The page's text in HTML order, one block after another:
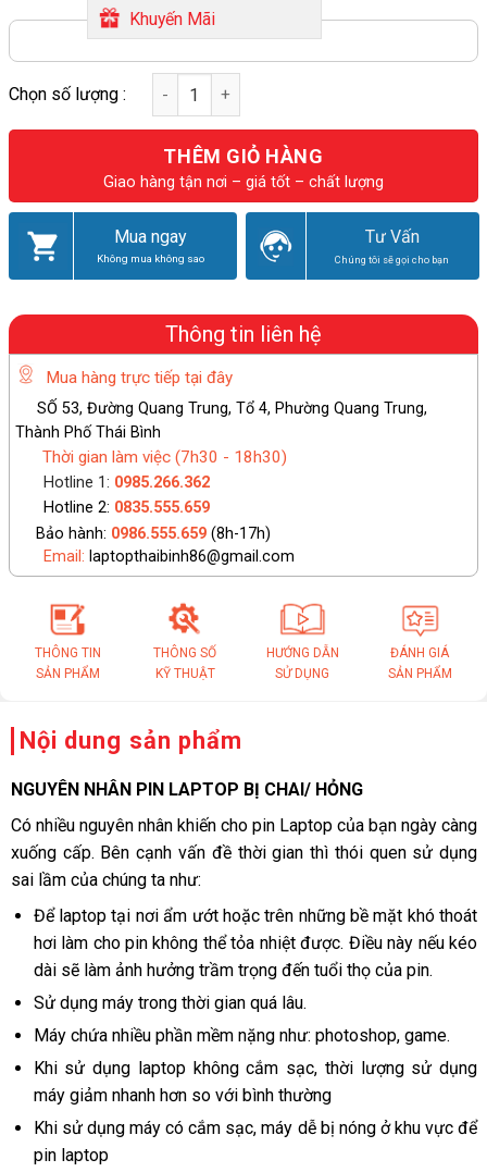
Khuyến Mãi
THÊM GIỎ HÀNG
Giao hàng tận nơi – giá tốt – chất lượng
Mua ngay
Không mua không sao
Tư Vấn
Chúng tôi sẽ gọi cho bạn
Thông tin liên hệ
Mua hàng trực tiếp tại đây
SỐ 53, Đường Quang Trung, Tổ 4, Phường Quang Trung,
Thành Phố Thái Bình
Thời gian làm việc (7h30 - 18h30)
Hotline 1: 0985.266.362
Hotline 2: 0835.555.659
Bảo hành: 0986.555.659 (8h-17h)
Email: laptopthaibinh86@gmail.com
THÔNG TIN
SẢN PHẨM
THÔNG SỐ
KỸ THUẬT
HƯỚNG DẪN
SỬ DỤNG
ĐÁNH GIÁ
SẢN PHẨM
Nội dung sản phẩm
NGUYÊN NHÂN PIN LAPTOP BỊ CHAI/ HỎNG
Có nhiều nguyên nhân khiến cho pin Laptop của bạn ngày càng
xuống cấp. Bên cạnh vấn đề thời gian thì thói quen sử dụng
sai lầm của chúng ta như:
Để laptop tại nơi ẩm ướt hoặc trên những bề mặt khó thoát
hơi làm cho pin không thể tỏa nhiệt được. Điều này nếu kéo
dài sẽ làm ảnh hưởng trầm trọng đến tuổi thọ của pin.
Sử dụng máy trong thời gian quá lâu.
Máy chứa nhiều phần mềm nặng như: photoshop, game.
Khi sử dụng laptop không cắm sạc, thời lượng sử dụng
máy giảm nhanh hơn so với bình thường
Khi sử dụng máy có cắm sạc, máy dễ bị nóng ở khu vực để
pin laptop